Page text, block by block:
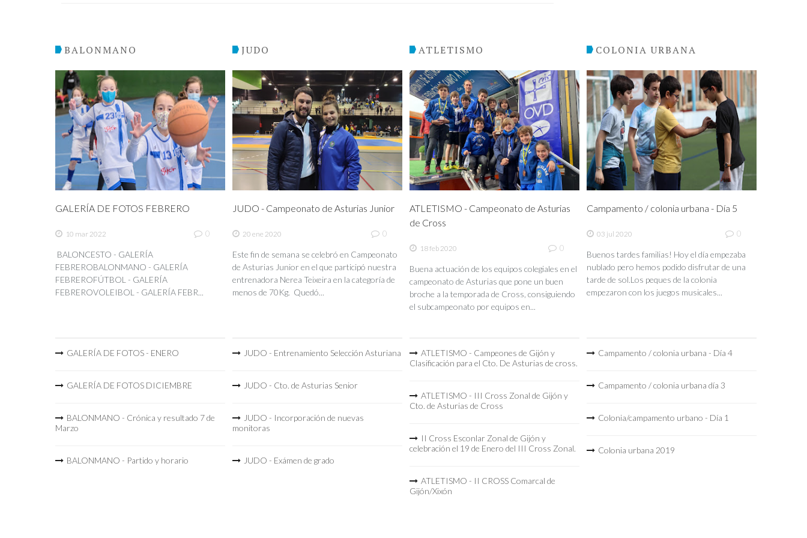
BALONMANO
GALERÍA DE FOTOS FEBRERO
10 mar 2022 0
BALONCESTO - GALERÍA
FEBREROBALONMANO - GALERÍA
FEBREROFÚTBOL - GALERÍA
FEBREROVOLEIBOL - GALERÍA FEBR...
GALERÍA DE FOTOS - ENERO
GALERÍA DE FOTOS DICIEMBRE
BALONMANO - Crónica y resultado 7 de
Marzo
BALONMANO - Partido y horario
JUDO
JUDO - Campeonato de Asturias Junior
20 ene 2020 0
Este fin de semana se celebró en Campeonato
de Asturias Junior en el que participó nuestra
entrenadora Nerea Teixeira en la categoría de
menos de 70Kg. Quedó...
JUDO - Entrenamiento Selección Asturiana
JUDO - Cto. de Asturias Senior
JUDO - Incorporación de nuevas
monitoras
JUDO - Exámen de grado
ATLETISMO
ATLETISMO - Campeonato de Asturias
de Cross
18 feb 2020 0
Buena actuación de los equipos colegiales en el
campeonato de Asturias que pone un buen
broche a la temporada de Cross, consiguiendo
el subcampeonato por equipos en...
ATLETISMO - Campeones de Gijón y
Clasificación para el Cto. De Asturias de cross.
ATLETISMO - III Cross Zonal de Gijón y
Cto. de Asturias de Cross
II Cross Esconlar Zonal de Gijón y
celebración el 19 de Enero del III Cross Zonal.
ATLETISMO - II CROSS Comarcal de
Gijón/Xixón
COLONIA URBANA
Campamento / colonia urbana - Día 5
03 jul 2020 0
Buenos tardes familias! Hoy el día empezaba
nublado pero hemos podido disfrutar de una
tarde de sol.Los peques de la colonia
empezaron con los juegos musicales...
Campamento / colonia urbana - Día 4
Campamento / colonia urbana día 3
Colonia/campamento urbano - Día 1
Colonia urbana 2019